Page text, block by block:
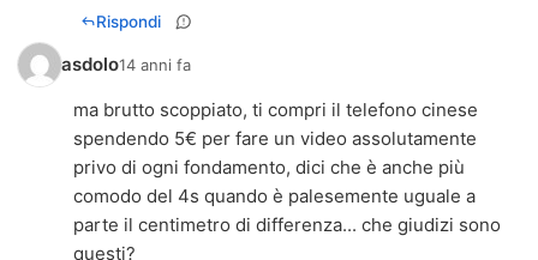
Rispondi
asdolo14 anni fa
ma brutto scoppiato, ti compri il telefono cinese
spendendo 5€ per fare un video assolutamente
privo di ogni fondamento, dici che è anche più
comodo del 4s quando è palesemente uguale a
parte il centimetro di differenza... che giudizi sono
questi?